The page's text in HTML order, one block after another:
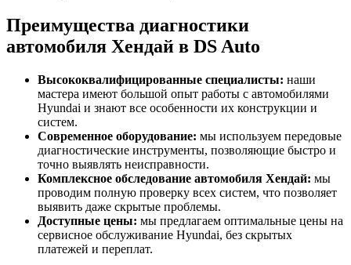
Преимущества диагностики
автомобиля Хендай в DS Auto
Высококвалифицированные специалисты: наши
мастера имеют большой опыт работы с автомобилями
Hyundai и знают все особенности их конструкции и
систем.
Современное оборудование: мы используем передовые
диагностические инструменты, позволяющие быстро и
точно выявлять неисправности.
Комплексное обследование автомобиля Хендай: мы
проводим полную проверку всех систем, что позволяет
выявить даже скрытые проблемы.
Доступные цены: мы предлагаем оптимальные цены на
сервисное обслуживание Hyundai, без скрытых
платежей и переплат.